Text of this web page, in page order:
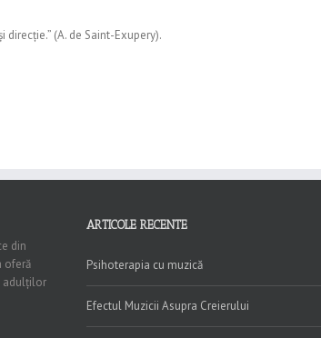
(A. de Saint-Exupery).
din
oferă
adulților
ARTICOLE RECENTE
Psihoterapia cu muzică
Efectul Muzicii Asupra Creierului